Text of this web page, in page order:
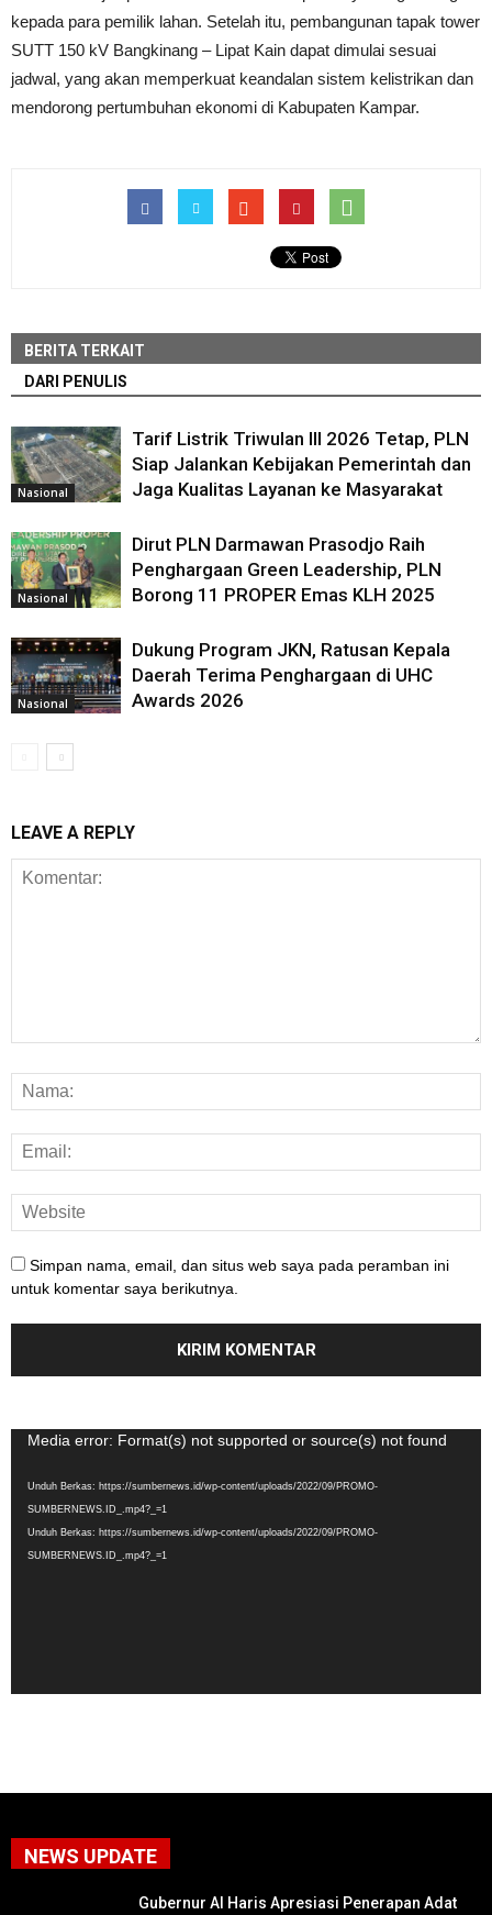
kepada para pemilik lahan. Setelah itu, pembangunan tapak tower
SUTT 150 kV Bangkinang – Lipat Kain dapat dimulai sesuai
jadwal, yang akan memperkuat keandalan sistem kelistrikan dan
mendorong pertumbuhan ekonomi di Kabupaten Kampar.
BERITA TERKAIT
DARI PENULIS
Nasional
Tarif Listrik Triwulan III 2026 Tetap, PLN
Siap Jalankan Kebijakan Pemerintah dan
Jaga Kualitas Layanan ke Masyarakat
Nasional
Dirut PLN Darmawan Prasodjo Raih
Penghargaan Green Leadership, PLN
Borong 11 PROPER Emas KLH 2025
Nasional
Dukung Program JKN, Ratusan Kepala
Daerah Terima Penghargaan di UHC
Awards 2026
LEAVE A REPLY
Simpan nama, email, dan situs web saya pada peramban ini
untuk komentar saya berikutnya.
Pemutar
Media error: Format(s) not supported or source(s) not found
Unduh Berkas: https://sumbernews.id/wp-content/uploads/2022/09/PROMO-
SUMBERNEWS.ID_.mp4?_=1
Unduh Berkas: https://sumbernews.id/wp-content/uploads/2022/09/PROMO-
SUMBERNEWS.ID_.mp4?_=1
NEWS UPDATE
Gubernur Al Haris Apresiasi Penerapan Adat